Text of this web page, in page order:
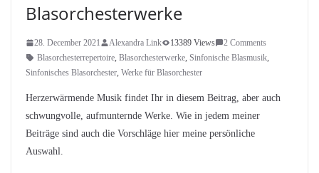
Blasorchesterwerke
28. December 2021 Alexandra Link 13389 Views
2 Comments
Blasorchesterrepertoire, Blasorchesterwerke, Sinfonische Blasmusik,
Sinfonisches Blasorchester, Werke für Blasorchester
Herzerwärmende Musik findet Ihr in diesem Beitrag, aber auch
schwungvolle, aufmunternde Werke. Wie in jedem meiner
Beiträge sind auch die Vorschläge hier meine persönliche
Auswahl.